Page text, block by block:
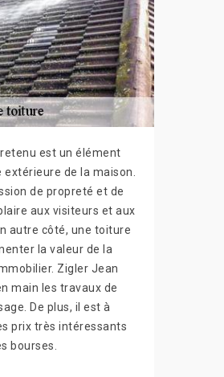
est un élément
de la maison.
de propreté et de
aux visiteurs et aux
autre côté, une toiture
la valeur de la
Zigler Jean
main les travaux de
De plus, il est à
prix très intéressants
bourses.